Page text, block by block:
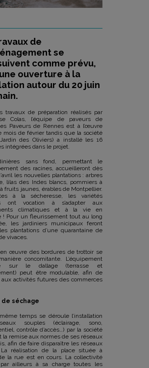
de
se
comme prévu,
ouverture à la
autour du 20 juin
travaux de préparation réalisés par
Colas, l’équipe de paveurs de
Paveurs de Rennes est à l’œuvre
mois de février tandis que la société
des Oliviers) a installé les 16
intégrées dans le projet.
sans fond, permettant le
des racines, accueilleront dès
les nouvelles plantations : arbres
lilas des Indes blancs, pommiers à
fruits jaunes, érables de Montpellier.
à la sécheresse, les variétés
ont vocation à s’adapter aux
climatiques et à la vie en
! Pour un fleurissement tout au long
les jardiniers municipaux feront
plantations d’une quarantaine de
vivaces.
œuvre des bordures de trottoir se
concomitante. L’équipement
sur le dallage (terrasse et
peut être modulable, afin de
aux activités futures des commerces
de séchage
temps se déroule l’installation
souples (éclairage, sono,
contrôle d’accès…) par la société
la remise aux normes de ses réseaux
afin de faire disparaître les réseaux
La réalisation de la place située à
la rue est en cours. La collectivité
par ailleurs à sa charge toutes les